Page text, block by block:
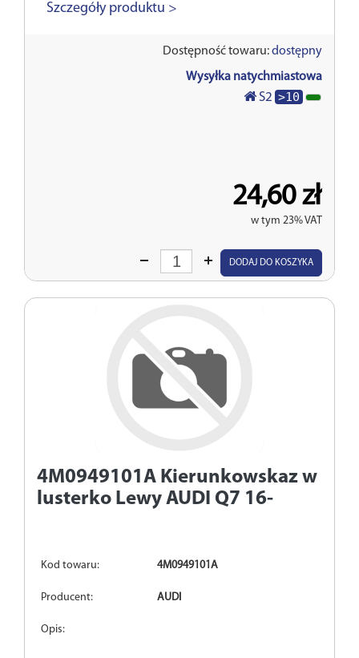
Szczegóły produktu >
Dostępność towaru:dostępny
Wysyłka natychmiastowa
S2 >10
24,60 zł
w tym 23% VAT
Wprowadź
DODAJ DO KOSZYKA
4M0949101A Kierunkowskaz w
lusterko Lewy AUDI Q7 16-
Kod towaru: 4M0949101A
Producent: AUDI
Opis: